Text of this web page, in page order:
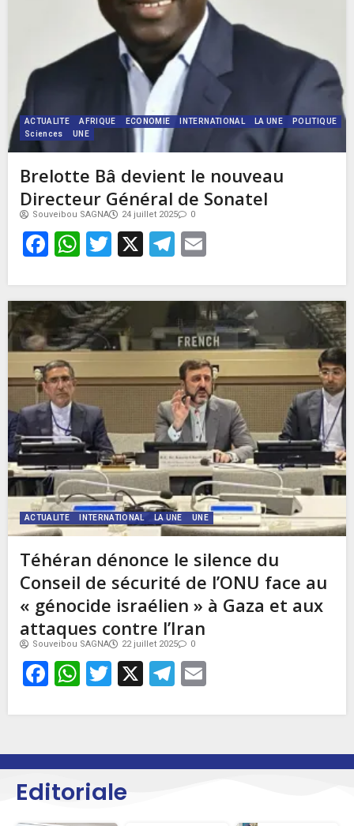
ACTUALITE AFRIQUE ECONOMIE INTERNATIONAL LA UNE
POLITIQUE
Sciences
UNE
Brelotte Bâ devient le nouveau
Directeur Général de Sonatel
Souveibou SAGNA 24 juillet 2025 0
Facebook
WhatsApp
Twitter
X Telegram
ACTUALITE INTERNATIONAL LA UNE UNE
Téhéran dénonce le silence du
Conseil de sécurité de l’ONU face au
« génocide israélien » à Gaza et aux
attaques contre l’Iran
Souveibou SAGNA 22 juillet 2025 0
Facebook
WhatsApp
Twitter
X Telegram
Editoriale